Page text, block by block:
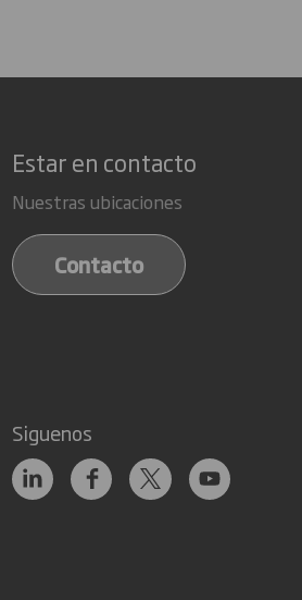
Estar en contacto
Nuestras ubicaciones
Contacto
Siguenos